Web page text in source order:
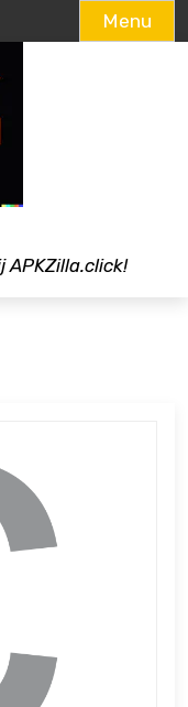
Menu
APKZilla.click!